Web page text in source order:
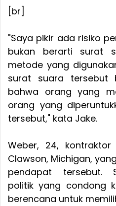
[br]
"Saya pikir ada risiko
bukan berarti surat
metode yang
surat suara tersebut
bahwa orang yang
orang yang
tersebut," kata Jake.
Weber, 24,
Clawson, Michigan,
pendapat tersebut.
politik yang condong
berencana untuk